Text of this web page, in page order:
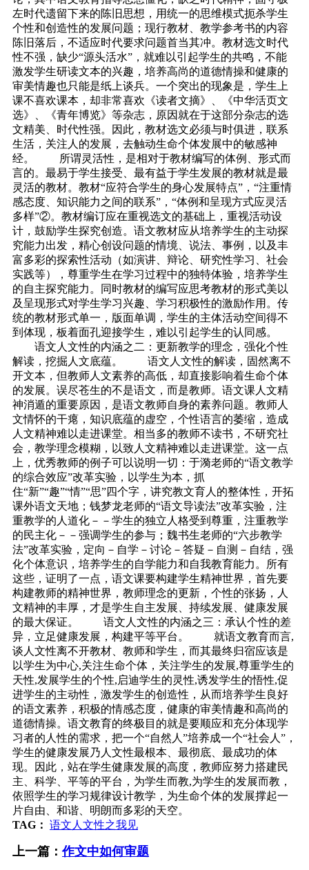
左时代遗留下来的陈旧思想，用统一的思维模式扼杀学生
个性和创造性的发展问题；现行教材、教学参考书的内容
陈旧落后，不适应时代要求问题首当其冲。教材选文时代
性不强，缺少“源头活水”，就难以引起学生的共鸣，不能
激发学生研读文本的兴趣，培养高尚的道德情操和健康的
审美情趣也只能是纸上谈兵。一个突出的现象是，学生上
课不喜欢课本，却非常喜欢《读者文摘》、《中华活页文
选》、《青年博览》等杂志，原因就在于这部分杂志的选
文精美、时代性强。因此，教材选文必须与时俱进，联系
生活，关注人的发展，去触动生命个体发展中的敏感神
经。 所谓灵活性，是相对于教材编写的体例、形式而
言的。最易于学生接受、最有益于学生发展的教材就是最
灵活的教材。教材“应符合学生的身心发展特点”，“注重情
感态度、知识能力之间的联系”，“体例和呈现方式应灵活
多样”②。教材编订应在重视选文的基础上，重视活动设
计，鼓励学生探究创造。语文教材应从培养学生的主动探
究能力出发，精心创设问题的情境、说法、事例，以及丰
富多彩的探索性活动（如演讲、辩论、研究性学习、社会
实践等），尊重学生在学习过程中的独特体验，培养学生
的自主探究能力。同时教材的编写应思考教材的形式美以
及呈现形式对学生学习兴趣、学习积极性的激励作用。传
统的教材形式单一，版面单调，学生的主体活动空间得不
到体现，板着面孔迎接学生，难以引起学生的认同感。
语文人文性的内涵之二：更新教学的理念，强化个性
解读，挖掘人文底蕴。 语文人文性的解读，固然离不
开文本，但教师人文素养的高低，却直接影响着生命个体
的发展。误尽苍生的不是语文，而是教师。语文课人文精
神消遁的重要原因，是语文教师自身的素养问题。教师人
文情怀的干瘪，知识底蕴的虚空，个性语言的萎缩，造成
人文精神难以走进课堂。相当多的教师不读书，不研究社
会，教学理念模糊，以致人文精神难以走进课堂。这一点
上，优秀教师的例子可以说明一切：于漪老师的“语文教学
的综合效应”改革实验，以学生为本，抓
住“新”“趣”“情”“思”四个字，讲究教文育人的整体性，开拓
课外语文天地；钱梦龙老师的“语文导读法”改革实验，注
重教学的人道化－－学生的独立人格受到尊重，注重教学
的民主化－－强调学生的参与；魏书生老师的“六步教学
法”改革实验，定向－自学－讨论－答疑－自测－自结，强
化个体意识，培养学生的自学能力和自我教育能力。所有
这些，证明了一点，语文课要构建学生精神世界，首先要
构建教师的精神世界，教师理念的更新，个性的张扬，人
文精神的丰厚，才是学生自主发展、持续发展、健康发展
的最大保证。 语文人文性的内涵之三：承认个性的差
异，立足健康发展，构建平等平台。 就语文教育而言,
谈人文性离不开教材、教师和学生，而其最终归宿应该是
以学生为中心,关注生命个体，关注学生的发展,尊重学生的
天性,发展学生的个性,启迪学生的灵性,诱发学生的悟性,促
进学生的主动性，激发学生的创造性，从而培养学生良好
的语文素养，积极的情感态度，健康的审美情趣和高尚的
道德情操。语文教育的终极目的就是要顺应和充分体现学
习者的人性的需求，把一个“自然人”培养成一个“社会人”，
学生的健康发展乃人文性最根本、最彻底、最成功的体
现。因此，站在学生健康发展的高度，教师应努力搭建民
主、科学、平等的平台，为学生而教,为学生的发展而教，
依照学生的学习规律设计教学，为生命个体的发展撑起一
片自由、和谐、明朗而多彩的天空。
TAG： 语文人文性之我见
上一篇：作文中如何审题